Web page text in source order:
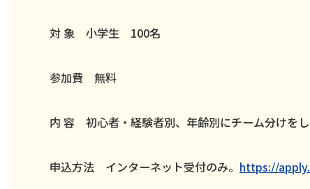
対 象 小学生 100名
参加費 無料
内 容 初心者・経験者別、年齢別にチーム分けを
申込方法 インターネット受付のみ。 https://